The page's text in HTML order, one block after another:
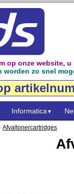
op onze website,
worden zo snel
Informatica ▼
Afvaltonercartridges